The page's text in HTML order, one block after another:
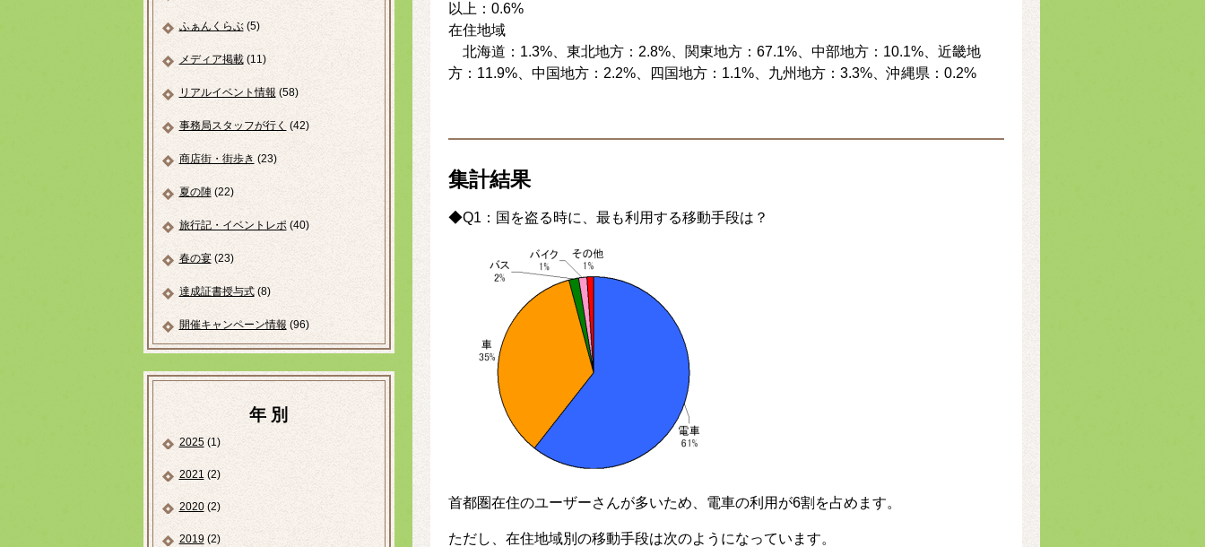
ふぁんくらぶ(5)
メディア掲載(11)
リアルイベント情報 (58)
事務局スタッフが行く (42)
商店街・街歩き (23)
夏の陣(22)
旅行記・イベントレポ(40)
春の宴(23)
達成証書授与式(8)
開催キャンペーン情報 (96)
年 別
2025(1)
2021 (2)
2020(2)
2019(2)
以上：0.6%
在住地域
北海道：1.3%、東北地方：2.8%、関東地方：67.1%、中部地方：10.1%、近畿地
方：11.9%、中国地方：2.2%、四国地方：1.1%、九州地方：3.3%、沖縄県：0.2%
集計結果
◆Q1：国を盗る時に、最も利用する移動手段は？
首都圏在住のユーザーさんが多いため、電車の利用が6割を占めます。
ただし、在住地域別の移動手段は次のようになっています。